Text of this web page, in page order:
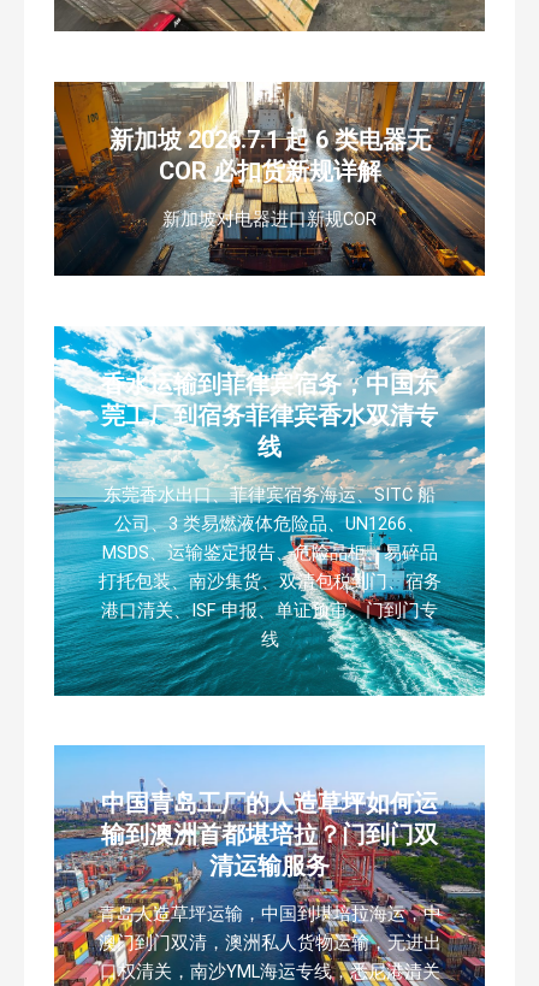
新加坡 2026.7.1 起 6 类电器无
COR 必扣货新规详解
新加坡对电器进口新规COR
香水运输到菲律宾宿务，中国东
莞工厂到宿务菲律宾香水双清专
线
东莞香水出口、菲律宾宿务海运、SITC 船
公司、3 类易燃液体危险品、UN1266、
MSDS、运输鉴定报告、危险品柜、易碎品
打托包装、南沙集货、双清包税到门、宿务
港口清关、ISF 申报、单证预审、门到门专
线
中国青岛工厂的人造草坪如何运
输到澳洲首都堪培拉？门到门双
清运输服务
青岛人造草坪运输，中国到堪培拉海运，中
澳门到门双清，澳洲私人货物运输，无进出
口权清关，南沙YML海运专线，悉尼港清关